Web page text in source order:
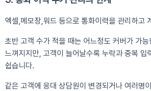
엑셀,메모장,워드 등으로 통화이력을 관리하고
초반 고객 수가 적을 때는 어느정도 커버가 가능
느껴지지만, 고객이 늘어날수록 누락과 중복 입
쉽습니다.
같은 고객에 응대 상담원이 변경되거나 여러명